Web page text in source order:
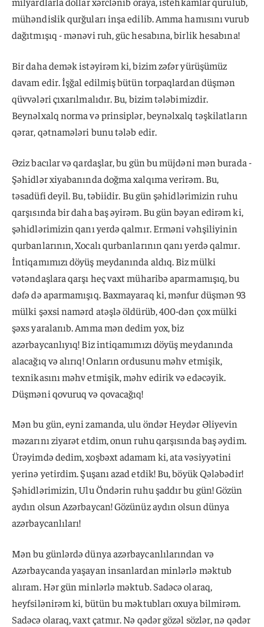
mühəndislik qurğuları inşa edilib. Amma hamısını vurub
dağıtmışıq - mənəvi ruh, güc hesabına, birlik hesabına!
Bir daha demək istəyirəm ki, bizim zəfər yürüşümüz
davam edir. İşğal edilmiş bütün torpaqlardan düşmən
qüvvələri çıxarılmalıdır. Bu, bizim tələbimizdir.
Beynəlxalq norma və prinsiplər, beynəlxalq təşkilatların
qərar, qətnamələri bunu tələb edir.
Əziz bacılar və qardaşlar, bu gün bu müjdəni mən burada -
Şəhidlər xiyabanında doğma xalqıma verirəm. Bu,
təsadüfi deyil. Bu, təbiidir. Bu gün şəhidlərimizin ruhu
qarşısında bir daha baş əyirəm. Bu gün bəyan edirəm ki,
şəhidlərimizin qanı yerdə qalmır. Erməni vəhşiliyinin
qurbanlarının, Xocalı qurbanlarının qanı yerdə qalmır.
İntiqamımızı döyüş meydanında aldıq. Biz mülki
vətəndaşlara qarşı heç vaxt müharibə aparmamışıq, bu
dəfə də aparmamışıq. Baxmayaraq ki, mənfur düşmən 93
mülki şəxsi namərd atəşlə öldürüb, 400-dən çox mülki
şəxs yaralanıb. Amma mən dedim yox, biz
azərbaycanlıyıq! Biz intiqamımızı döyüş meydanında
alacağıq və alırıq! Onların ordusunu məhv etmişik,
texnikasını məhv etmişik, məhv edirik və edəcəyik.
Düşməni qovuruq və qovacağıq!
Mən bu gün, eyni zamanda, ulu öndər Heydər Əliyevin
məzarını ziyarət etdim, onun ruhu qarşısında baş əydim.
Ürəyimdə dedim, xoşbəxt adamam ki, ata vəsiyyətini
yerinə yetirdim. Şuşanı azad etdik! Bu, böyük Qələbədir!
Şəhidlərimizin, Ulu Öndərin ruhu şaddır bu gün! Gözün
aydın olsun Azərbaycan! Gözünüz aydın olsun dünya
azərbaycanlıları!
Mən bu günlərdə dünya azərbaycanlılarından və
Azərbaycanda yaşayan insanlardan minlərlə məktub
alıram. Hər gün minlərlə məktub. Sadəcə olaraq,
heyfsilənirəm ki, bütün bu məktubları oxuya bilmirəm.
Sadəcə olaraq, vaxt çatmır. Nə qədər gözəl sözlər, nə qədər